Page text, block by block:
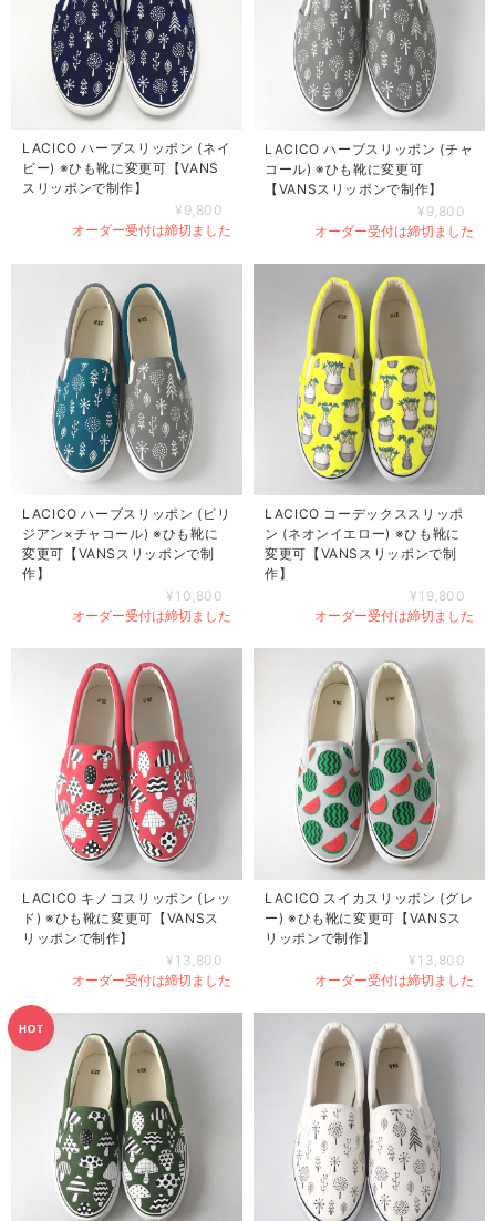
LACICO ハーブスリッポン (ネイ
ビー) ※ひも靴に変更可【VANS
スリッポンで制作】
¥9,800
オーダー受付は締切ました
LACICO ハーブスリッポン (チャ
コール) ※ひも靴に変更可
【VANSスリッポンで制作】
¥9,800
オーダー受付は締切ました
LACICO ハーブスリッポン (ビリ
ジアン×チャコール) ※ひも靴に
変更可【VANSスリッポンで制
作】
¥10,800
オーダー受付は締切ました
LACICO コーデックススリッポ
ン (ネオンイエロー) ※ひも靴に
変更可【VANSスリッポンで制
作】
¥19,800
オーダー受付は締切ました
LACICO キノコスリッポン (レッ
ド) ※ひも靴に変更可【VANSス
リッポンで制作】
¥13,800
オーダー受付は締切ました
LACICO スイカスリッポン (グレ
ー) ※ひも靴に変更可【VANSス
リッポンで制作】
¥13,800
オーダー受付は締切ました